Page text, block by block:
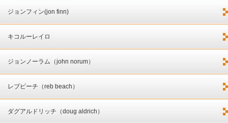
ジョンフィン(jon finn)
キコルーレイロ
ジョンノーラム（john norum）
レブビーチ（reb beach）
ダグアルドリッチ（doug aldrich）